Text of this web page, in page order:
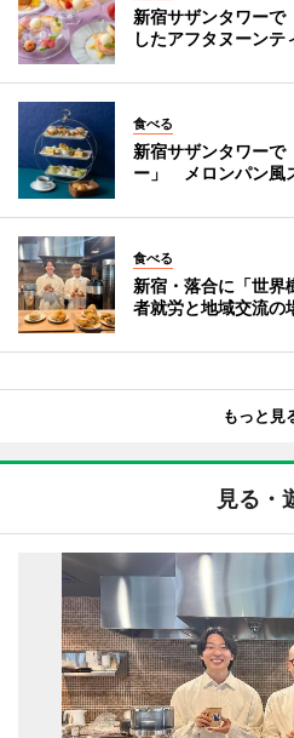
新宿サザンタワーで
したアフタヌーンテ
食べる
新宿サザンタワーで
ー」 メロンパン風
食べる
新宿・落合に「世
者就労と地域交流の
もっと見
見る・